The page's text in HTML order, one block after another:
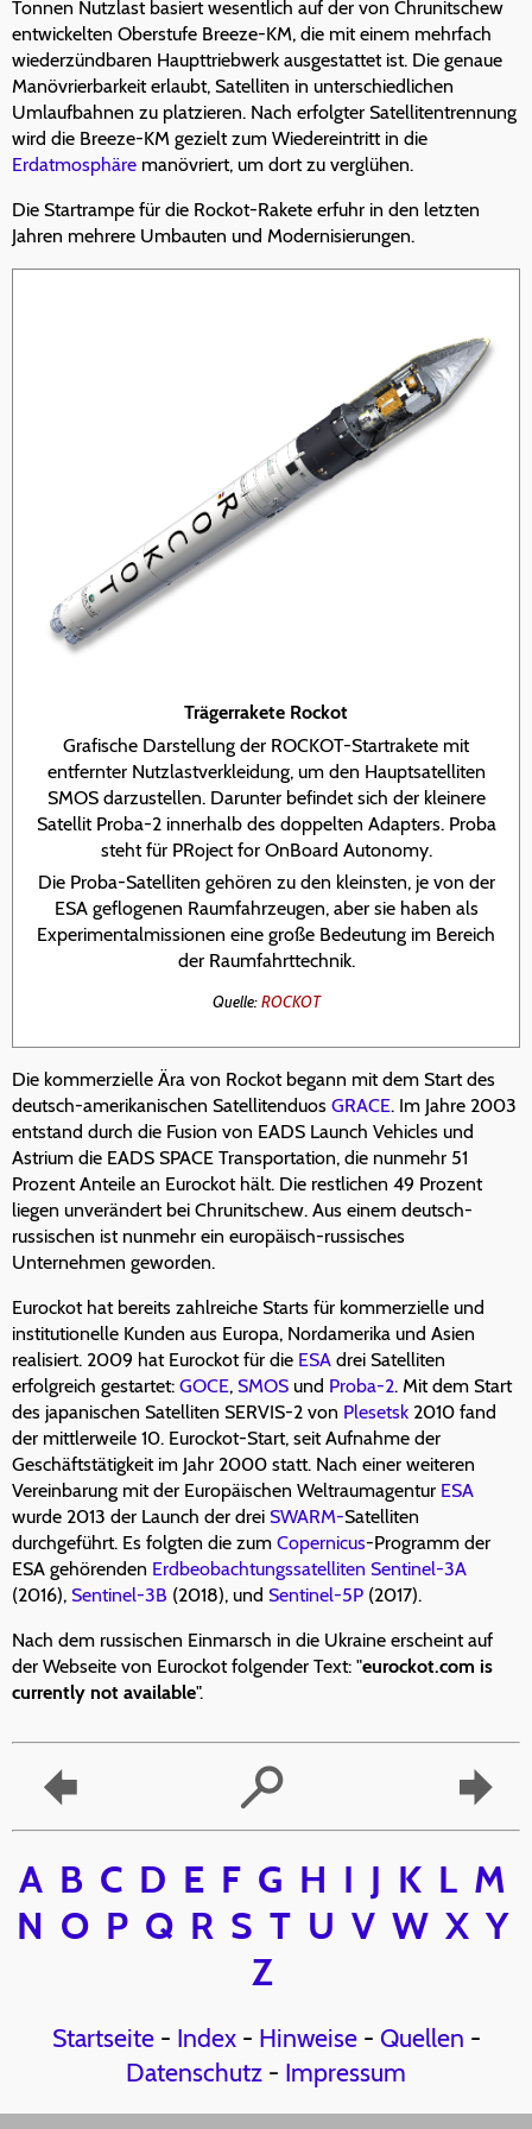
Tonnen Nutzlast basiert wesentlich auf der von Chrunitschew
entwickelten Oberstufe Breeze-KM, die mit einem mehrfach
wiederzündbaren Haupttriebwerk ausgestattet ist. Die genaue
Manövrierbarkeit erlaubt, Satelliten in unterschiedlichen
Umlaufbahnen zu platzieren. Nach erfolgter Satellitentrennung
wird die Breeze-KM gezielt zum Wiedereintritt in die
Erdatmosphäre manövriert, um dort zu verglühen.
Die Startrampe für die Rockot-Rakete erfuhr in den letzten
Jahren mehrere Umbauten und Modernisierungen.
Trägerrakete Rockot
Grafische Darstellung der ROCKOT-Startrakete mit
entfernter Nutzlastverkleidung, um den Hauptsatelliten
SMOS darzustellen. Darunter befindet sich der kleinere
Satellit Proba-2 innerhalb des doppelten Adapters. Proba
steht für PRoject for OnBoard Autonomy.
Die Proba-Satelliten gehören zu den kleinsten, je von der
ESA geflogenen Raumfahrzeugen, aber sie haben als
Experimentalmissionen eine große Bedeutung im Bereich
der Raumfahrttechnik.
Quelle:ROCKOT
Die kommerzielle Ära von Rockot begann mit dem Start des
deutsch-amerikanischen Satellitenduos GRACE. Im Jahre 2003
entstand durch die Fusion von EADS Launch Vehicles und
Astrium die EADS SPACE Transportation, die nunmehr 51
Prozent Anteile an Eurockot hält. Die restlichen 49 Prozent
liegen unverändert bei Chrunitschew. Aus einem deutsch-
russischen ist nunmehr ein europäisch-russisches
Unternehmen geworden.
Eurockot hat bereits zahlreiche Starts für kommerzielle und
institutionelle Kunden aus Europa, Nordamerika und Asien
realisiert. 2009 hat Eurockot für die ESA drei Satelliten
erfolgreich gestartet: GOCE, SMOS und Proba-2. Mit dem Start
des japanischen Satelliten SERVIS-2 von Plesetsk 2010 fand
der mittlerweile 10. Eurockot-Start, seit Aufnahme der
Geschäftstätigkeit im Jahr 2000 statt. Nach einer weiteren
Vereinbarung mit der Europäischen Weltraumagentur ESA
wurde 2013 der Launch der drei SWARM-Satelliten
durchgeführt. Es folgten die zum Copernicus-Programm der
ESA gehörenden Erdbeobachtungssatelliten Sentinel-3A
(2016), Sentinel-3B (2018), und Sentinel-5P (2017).
Nach dem russischen Einmarsch in die Ukraine erscheint auf
der Webseite von Eurockot folgender Text: "eurockot.com is
currently not available".
A B C D E F G H I J K L M
N O P Q R S T U V W X Y
Z
Startseite- Index- Hinweise- Quellen -
Datenschutz - Impressum